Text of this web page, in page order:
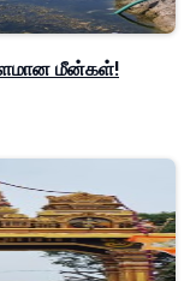
மீன்கள்!